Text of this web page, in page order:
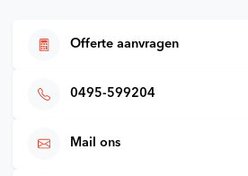
Offerte aanvragen
0495-599204
Mail ons